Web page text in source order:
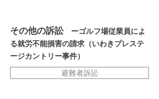
その他の訴訟ーゴルフ場従業員によ
る就労不能損害の請求（いわきプレステ
ージカントリー事件）
避難者訴訟